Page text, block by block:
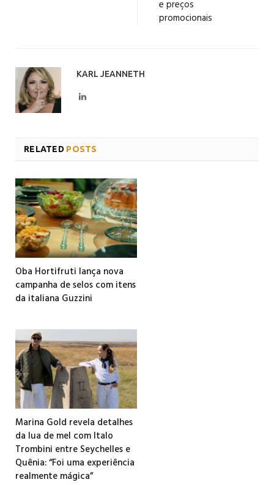
e preços
promocionais
KARL JEANNETH
LinkedIn
RELATED POSTS
Oba Hortifruti lança nova
campanha de selos com itens
da italiana Guzzini
Marina Gold revela detalhes
da lua de mel com Italo
Trombini entre Seychelles e
Quênia: “Foi uma experiência
realmente mágica”